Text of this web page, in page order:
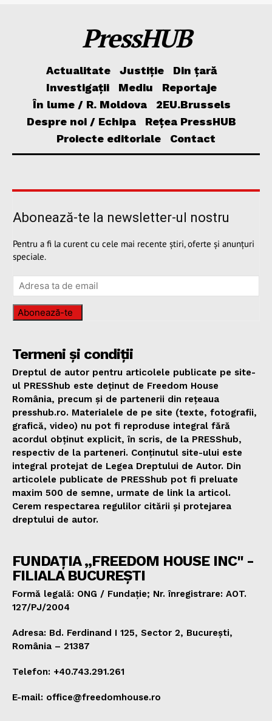
PressHUB
Actualitate Justiție
Din țară
Investigații
Mediu
Reportaje
În lume / R. Moldova
2EU.Brussels
Despre noi / Echipa
Rețea PressHUB
Proiecte editoriale
Contact
Abonează-te la newsletter-ul nostru
Pentru a fi la curent cu cele mai recente știri, oferte și anunțuri
speciale.
Abonează-te
Termeni și condiții
Dreptul de autor pentru articolele publicate pe site-
ul PRESShub este deținut de Freedom House
România, precum și de partenerii din rețeaua
presshub.ro. Materialele de pe site (texte, fotografii,
grafică, video) nu pot fi reproduse integral fără
acordul obținut explicit, în scris, de la PRESShub,
respectiv de la parteneri. Conținutul site-ului este
integral protejat de Legea Dreptului de Autor. Din
articolele publicate de PRESShub pot fi preluate
maxim 500 de semne, urmate de link la articol.
Cerem respectarea regulilor citării și protejarea
dreptului de autor.
FUNDAȚIA „FREEDOM HOUSE INC" -
FILIALA BUCUREȘTI
Formă legală: ONG / Fundație; Nr. înregistrare: AOT.
127/PJ/2004
Adresa: Bd. Ferdinand I 125, Sector 2, București,
România – 21387
Telefon: +40.743.291.261
E-mail: office@freedomhouse.ro